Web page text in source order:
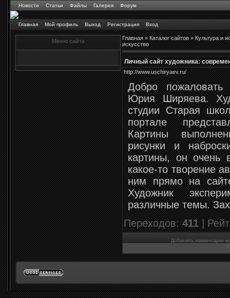
Новости Статьи Файлы Галерея Форум
Главная Мой профиль Выход Регистрация Вход
Меню сайта Главная»Каталог сайтов»Культура и
искусство
Личный сайт художника:
http://www.uschiryaev.ru/
Добро
Юрия Ширяева.
студии Старая
портале
Картины
рисунки и
картины, он очень
какое-то творение
ним прямо на
Художник
различные темы.
Переходов:411|
Добавлять комментарии